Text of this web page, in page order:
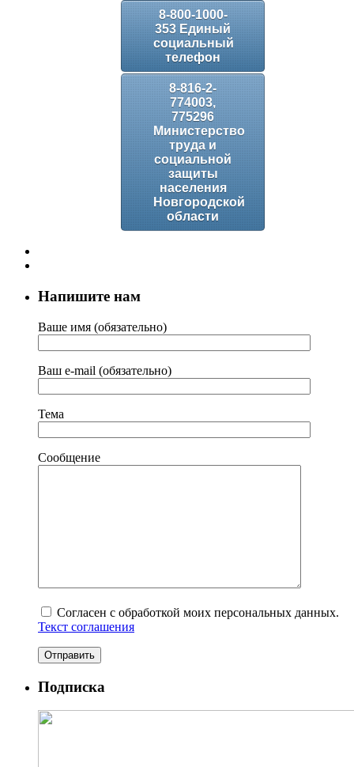
8-800-1000-
353 Единый
социальный
телефон
8-816-2-
774003,
775296
Министерство
труда и
социальной
защиты
населения
Новгородской
области
Напишите нам
Ваше имя (обязательно)
Ваш e-mail (обязательно)
Тема
Сообщение
Согласен с обработкой моих персональных данных.
Текст соглашения
Подписка